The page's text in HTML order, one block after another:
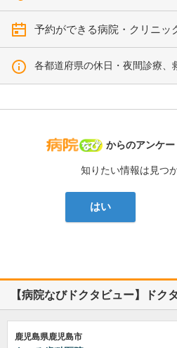
予約ができる病院・クリニッ
各都道府県の休日・夜間診療、
病院なび
からのアンケー
知りたい情報は見つ
はい
【病院なびドクタビュー】ドク
鹿児島県鹿児島市